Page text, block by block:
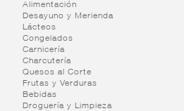
Alimentación
Desayuno y Merienda
Lácteos
Congelados
Carnicería
Charcutería
Quesos al Corte
Frutas y Verduras
Bebidas
Droguería y Limpieza